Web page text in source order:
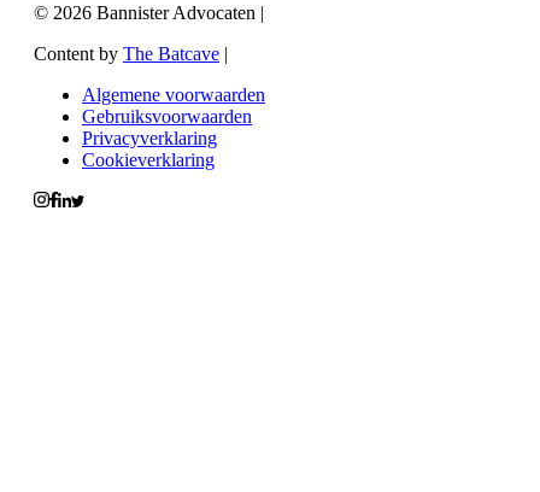
© 2026 Bannister Advocaten |
Content by The Batcave |
Algemene voorwaarden
Gebruiksvoorwaarden
Privacyverklaring
Cookieverklaring